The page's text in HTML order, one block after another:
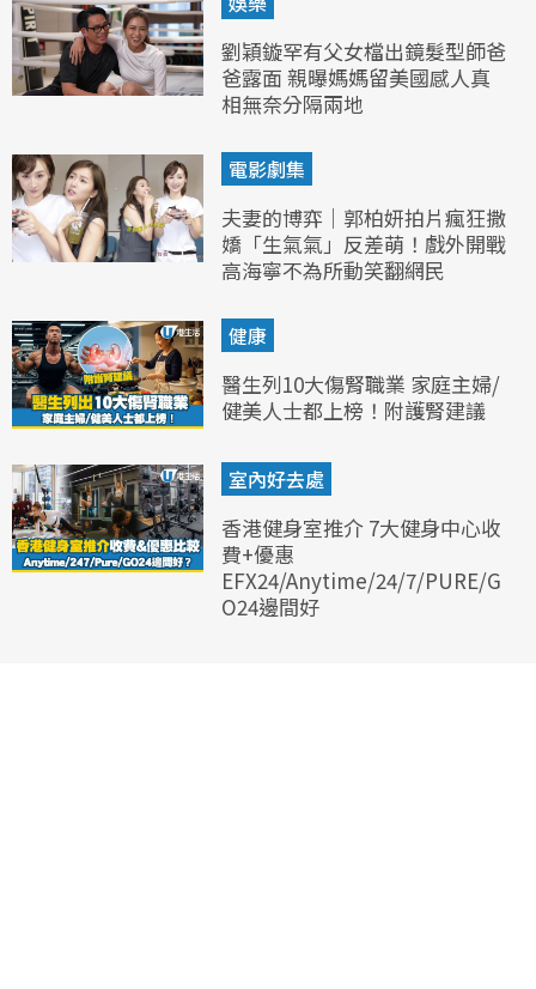
劉穎鏇罕有父女檔出鏡髮型師爸
爸露面 親曝媽媽留美國感人真
相無奈分隔兩地
電影劇集
夫妻的博弈｜郭柏妍拍片瘋狂撒
嬌「生氣氣」反差萌！戲外開戰
高海寧不為所動笑翻網民
健康
醫生列10大傷腎職業 家庭主婦/
健美人士都上榜！附護腎建議
室內好去處
香港健身室推介 7大健身中心收
費+優惠
EFX24/Anytime/24/7/PURE/G
O24邊間好